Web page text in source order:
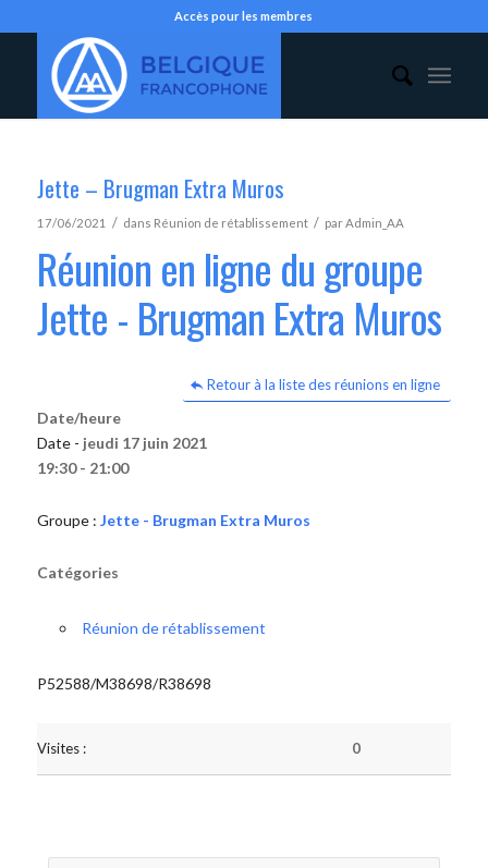
Accès pour les membres
Jette – Brugman Extra Muros
17/06/2021 / dans Réunion de rétablissement / parAdmin_AA
Réunion en ligne du groupe
Jette - Brugman Extra Muros
Retour à la liste des réunions en ligne
Date/heure
Date - jeudi 17 juin 2021
19:30 - 21:00
Groupe : Jette - Brugman Extra Muros
Catégories
Réunion de rétablissement
P52588/M38698/R38698
Visites : 0